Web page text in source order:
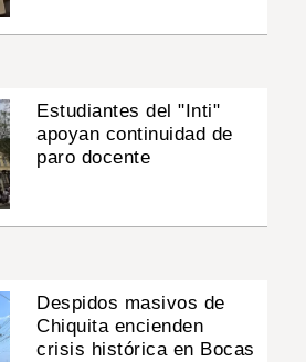
Estudiantes del "Inti"
apoyan continuidad de
paro docente
Despidos masivos de
Chiquita encienden
crisis histórica en Bocas